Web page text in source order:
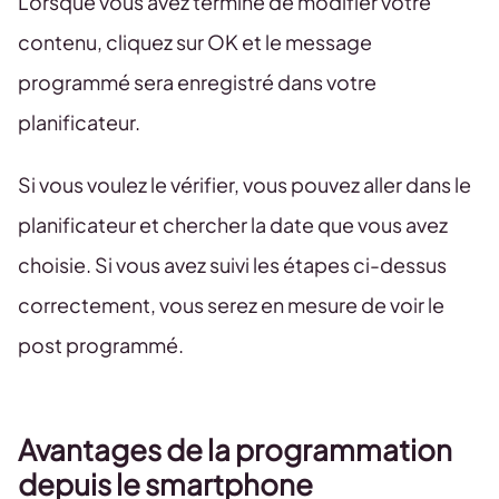
contenu, cliquez sur OK et le message
programmé sera enregistré dans votre
planificateur.
Si vous voulez le vérifier, vous pouvez aller dans le
planificateur et chercher la date que vous avez
choisie. Si vous avez suivi les étapes ci-dessus
correctement, vous serez en mesure de voir le
post programmé.
Avantages de la programmation
depuis le smartphone